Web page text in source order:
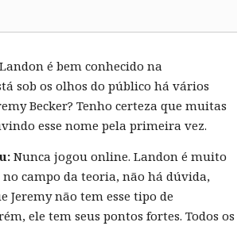
Landon é bem conhecido na
sob os olhos do público há vários
Becker? Tenho certeza que muitas
esse nome pela primeira vez.
Nunca jogou online. Landon é muito
campo da teoria, não há dúvida,
Jeremy não tem esse tipo de
ele tem seus pontos fortes. Todos os